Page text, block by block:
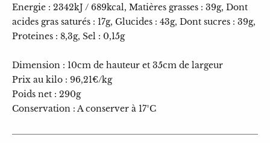
Energie : 2342kJ / 689kcal, Matières grasses : 39g, Dont
acides gras saturés : 17g, Glucides : 43g, Dont sucres : 39g,
Proteines : 8,3g, Sel : 0,15g
Dimension : 10cm de hauteur et 35cm de largeur
Prix au kilo : 96,21€/kg
Poids net : 290g
Conservation : A conserver à 17°C